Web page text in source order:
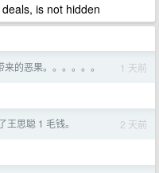
is not hidden
来的恶果。。。。。。 1 天前
王思聪 1 毛钱。 2 天前